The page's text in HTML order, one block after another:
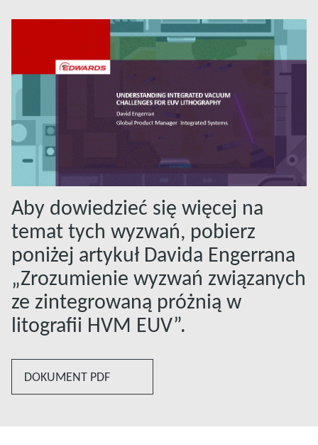
Aby dowiedzieć się więcej na
temat tych wyzwań, pobierz
poniżej artykuł Davida Engerrana
„Zrozumienie wyzwań związanych
ze zintegrowaną próżnią w
litografii HVM EUV”.
DOKUMENT PDF